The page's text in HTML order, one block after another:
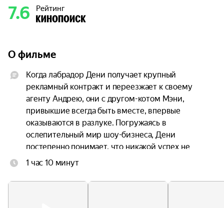
7.6 Рейтинг
О фильме
Когда лабрадор Дени получает крупный
рекламный контракт и переезжает к своему
агенту Андрею, они с другом-котом Мэни,
привыкшие всегда быть вместе, впервые
оказываются в разлуке. Погружаясь в
ослепительный мир шоу-бизнеса, Дени
постепенно понимает, что никакой успех не
способен заменить семью, а искренность ценнее
переживает кризис в отношениях с невестой, и
1 час 10 минут